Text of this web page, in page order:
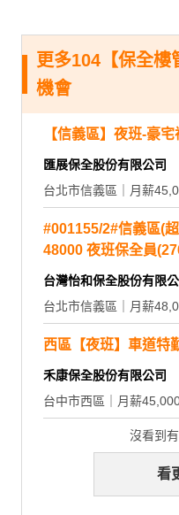
更多104【保全樓
機會
【信義區】夜班-豪
匯展保全股份有限公司
台北市信義區｜月薪
#001155/2#信義區(
48000 夜班保全員
台灣怡和保全股份有限
台北市信義區｜月薪
西區【夜班】車道特
禾康保全股份有限公司
台中市西區｜月薪
沒看到
看